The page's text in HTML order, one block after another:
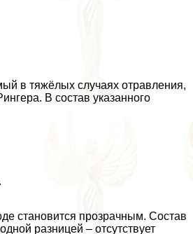
в тяжёлых случаях отравления,
В состав указанного
становится прозрачным. Состав
разницей – отсутствует